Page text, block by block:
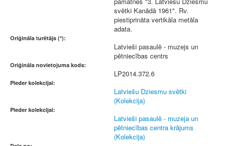
svētki Kanādā 1961". Rv.
piestiprināta vertikāla metāla
adata.
Oriģināla turētājs (*):
Latvieši pasaulē - muzejs un
pētniecības centrs
Oriģināla novietojuma kods:
LP2014.372.6
Pieder kolekcijai:
Latviešu Dziesmu svētki
(Kolekcija)
Pieder kolekcijai:
Latvieši pasaulē - muzeja un
pētniecības centra krājums
(Kolekcija)